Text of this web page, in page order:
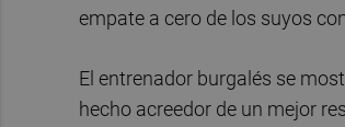
empate a cero de los suyos
El entrenador burgalés se
hecho acreedor de un mejor